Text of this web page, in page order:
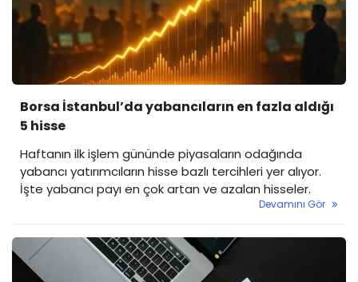
Borsa İstanbul’da yabancıların en fazla aldığı
5 hisse
Haftanın ilk işlem gününde piyasaların odağında
yabancı yatırımcıların hisse bazlı tercihleri yer alıyor.
İşte yabancı payı en çok artan ve azalan hisseler.
Devamını Gör